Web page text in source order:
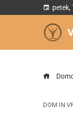
petek,
DOM IN